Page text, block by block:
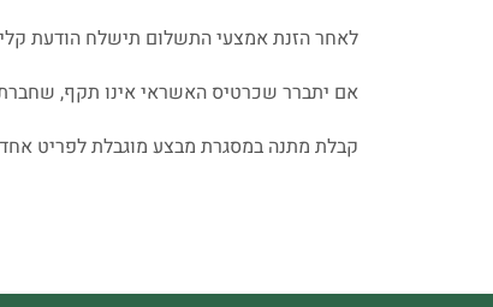
לאחר הזנת אמצעי התשלום תישלח הודעת
אם יתברר שכרטיס האשראי אינו תקף,
קבלת מתנה במסגרת מבצע מוגבלת לפריט